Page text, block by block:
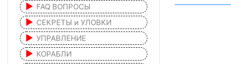
FAQ ВОПРОСЫ
СЕКРЕТЫ и УЛОВКИ
УПРАВЛЕНИЕ
КОРАБЛИ